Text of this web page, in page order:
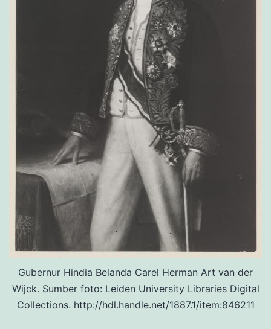
Gubernur Hindia Belanda Carel Herman Art van der
Wijck. Sumber foto: Leiden University Libraries Digital
Collections. http://hdl.handle.net/1887.1/item:846211